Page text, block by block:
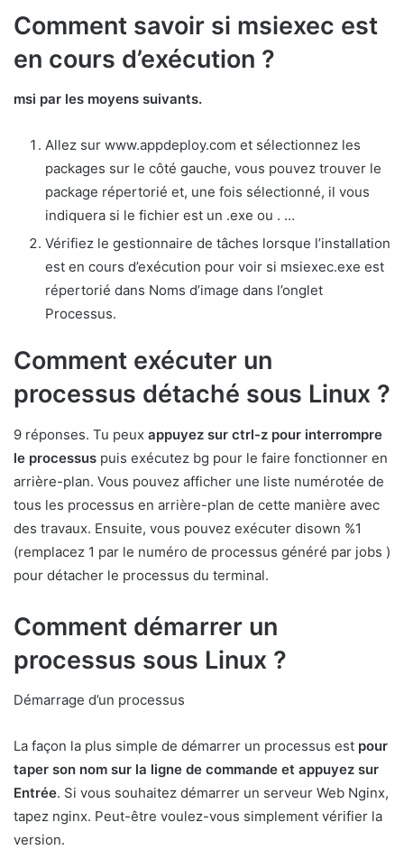
Comment savoir si msiexec est
en cours d’exécution ?
msi par les moyens suivants.
Allez sur www.appdeploy.com et sélectionnez les
packages sur le côté gauche, vous pouvez trouver le
package répertorié et, une fois sélectionné, il vous
indiquera si le fichier est un .exe ou . …
Vérifiez le gestionnaire de tâches lorsque l’installation
est en cours d’exécution pour voir si msiexec.exe est
répertorié dans Noms d’image dans l’onglet
Processus.
Comment exécuter un
processus détaché sous Linux ?
9 réponses. Tu peux appuyez sur ctrl-z pour interrompre
le processus puis exécutez bg pour le faire fonctionner en
arrière-plan. Vous pouvez afficher une liste numérotée de
tous les processus en arrière-plan de cette manière avec
des travaux. Ensuite, vous pouvez exécuter disown %1
(remplacez 1 par le numéro de processus généré par jobs )
pour détacher le processus du terminal.
Comment démarrer un
processus sous Linux ?
Démarrage d’un processus
La façon la plus simple de démarrer un processus est pour
taper son nom sur la ligne de commande et appuyez sur
Entrée. Si vous souhaitez démarrer un serveur Web Nginx,
tapez nginx. Peut-être voulez-vous simplement vérifier la
version.